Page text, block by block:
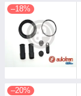
–18%
–20%